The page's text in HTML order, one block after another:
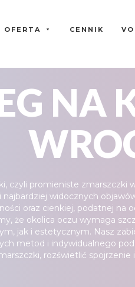
OFERTA CENNIK
NA
czyli promieniste
najbardziej widocznych
oraz cienkiej, podatnej na
że okolica oczu wymaga
jak i estetycznym. Nasz
metod i indywidualnego
rozświetlić